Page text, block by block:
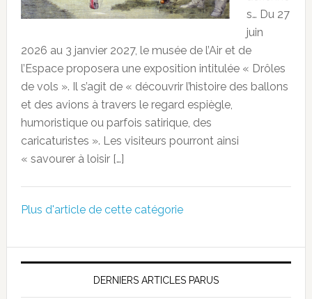
s… Du 27
juin
2026 au 3 janvier 2027, le musée de l’Air et de
l’Espace proposera une exposition intitulée « Drôles
de vols ». Il s’agit de « découvrir l’histoire des ballons
et des avions à travers le regard espiègle,
humoristique ou parfois satirique, des
caricaturistes ». Les visiteurs pourront ainsi
« savourer à loisir […]
Plus d'article de cette catégorie
DERNIERS ARTICLES PARUS